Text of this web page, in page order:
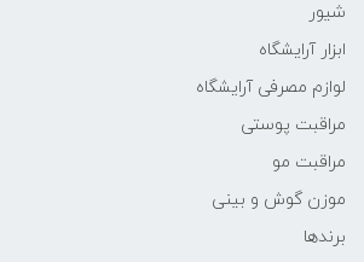
شیور
ابزار آرایشگاه
لوازم مصرفی آرایشگاه
مراقبت پوستی
مراقبت مو
موزن گوش و بینی
برندها